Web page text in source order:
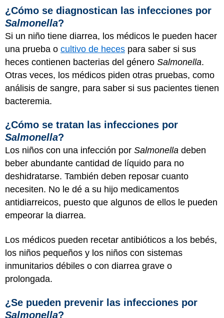
¿Cómo se diagnostican las infecciones por
Salmonella?
Si un niño tiene diarrea, los médicos le pueden hacer
una prueba o cultivo de heces para saber si sus
heces contienen bacterias del género Salmonella.
Otras veces, los médicos piden otras pruebas, como
análisis de sangre, para saber si sus pacientes tienen
bacteremia.
¿Cómo se tratan las infecciones por
Salmonella?
Los niños con una infección por Salmonella deben
beber abundante cantidad de líquido para no
deshidratarse. También deben reposar cuanto
necesiten. No le dé a su hijo medicamentos
antidiarreicos, puesto que algunos de ellos le pueden
empeorar la diarrea.
Los médicos pueden recetar antibióticos a los bebés,
los niños pequeños y los niños con sistemas
inmunitarios débiles o con diarrea grave o
prolongada.
¿Se pueden prevenir las infecciones por
Salmonella?